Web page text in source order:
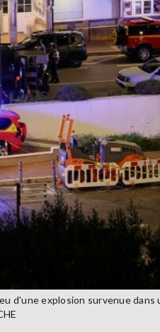
d'une explosion survenue dans